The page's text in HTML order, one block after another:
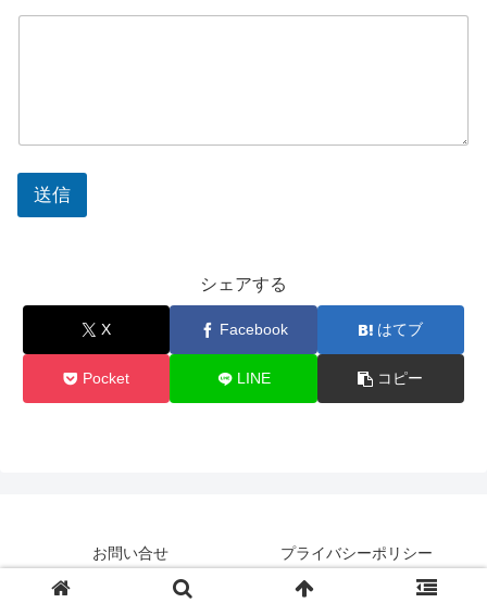
送信
シェアする
X Facebook はてブ
Pocket LINE コピー
お問い合せ プライバシーポリシー
© 2023 Chrome 拡張機能紹介.